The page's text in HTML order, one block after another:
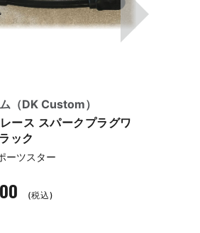
（DK Custom）
ース スパークプラグワ
ック
ーツスター
(税込)